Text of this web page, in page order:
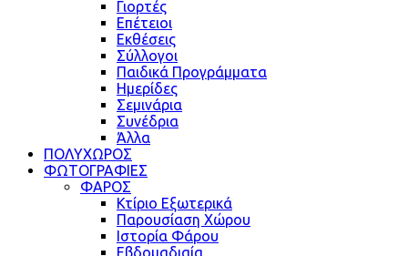
Γιορτές
Επέτειοι
Εκθέσεις
Σύλλογοι
Παιδικά Προγράμματα
Ημερίδες
Σεμινάρια
Συνέδρια
Άλλα
ΠΟΛΥΧΩΡΟΣ
ΦΩΤΟΓΡΑΦΙΕΣ
ΦΑΡΟΣ
Κτίριο Εξωτερικά
Παρουσίαση Χώρου
Ιστορία Φάρου
Εβδομαδιαία